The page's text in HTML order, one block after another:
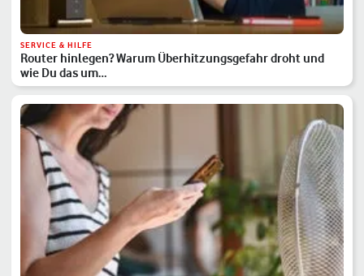
SERVICE & HILFE
Router hinlegen? Warum Überhitzungsgefahr droht und
wie Du das um…